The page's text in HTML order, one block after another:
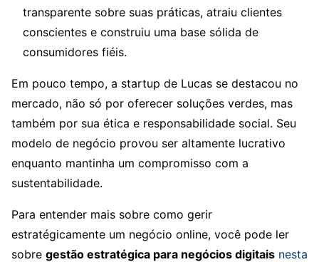
transparente sobre suas práticas, atraiu clientes
conscientes e construiu uma base sólida de
consumidores fiéis.
Em pouco tempo, a startup de Lucas se destacou no
mercado, não só por oferecer soluções verdes, mas
também por sua ética e responsabilidade social. Seu
modelo de negócio provou ser altamente lucrativo
enquanto mantinha um compromisso com a
sustentabilidade.
Para entender mais sobre como gerir
estratégicamente um negócio online, você pode ler
sobre gestão estratégica para negócios digitais nesta